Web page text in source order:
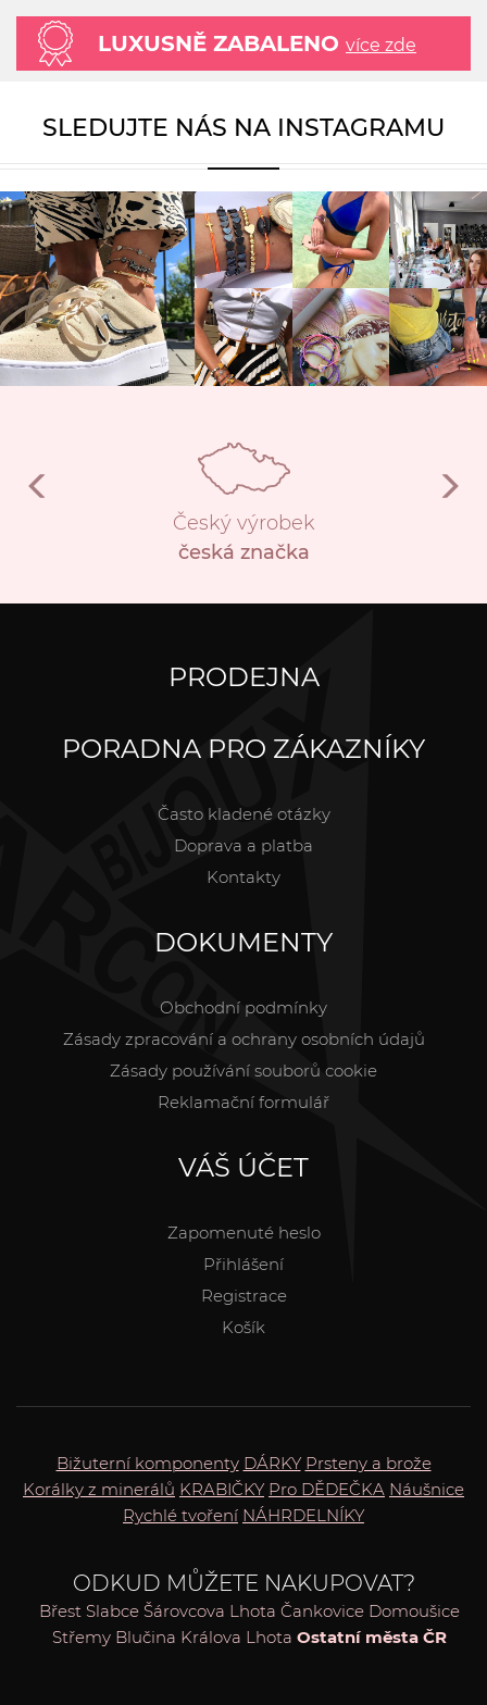
LUXUSNĚ ZABALENO více zde
SLEDUJTE NÁS NA INSTAGRAMU
Český výrobek
česká značka
PRODEJNA
PORADNA PRO ZÁKAZNÍKY
Často kladené otázky
Doprava a platba
Kontakty
DOKUMENTY
Obchodní podmínky
Zásady zpracování a ochrany osobních údajů
Zásady používání souborů cookie
Reklamační formulář
VÁŠ ÚČET
Zapomenuté heslo
Přihlášení
Registrace
Košík
Bižuterní komponenty DÁRKY Prsteny a brože
Korálky z minerálů KRABIČKY Pro DĚDEČKA Náušnice
Rychlé tvoření NÁHRDELNÍKY
ODKUD MŮŽETE NAKUPOVAT?
Břest Slabce Šárovcova Lhota Čankovice Domoušice
Střemy Blučina Králova Lhota Ostatní města ČR